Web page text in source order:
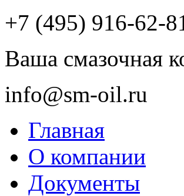
+7 (495) 916-62-
Ваша смазочная
info@sm-oil.ru
Главная
О компании
Документы